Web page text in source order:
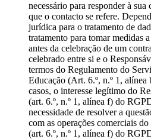
necessário para responder à
que o contacto se refere.
jurídica para o tratamento de
tratamento para tomar medidas
antes da celebração de um
celebrado entre si e o
termos do Regulamento do
Educação (Art. 6.º, n.º 1,
casos, o interesse legítimo do
(art. 6.º, n.º 1, alínea f) do
necessidade de resolver a
com as operações comerciais
(art. 6.º, n.º 1, alínea f) do